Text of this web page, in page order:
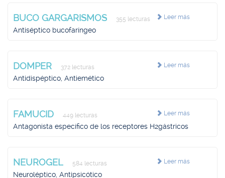
Leer más
BUCO GARGARISMOS 355 lecturas
Antiséptico bucofaríngeo
Leer más
DOMPER 372 lecturas
Antidispéptico, Antiemético
Leer más
FAMUCID 449 lecturas
Antagonista específico de los receptores H2gástricos
Leer más
NEUROGEL 584 lecturas
Neuroléptico, Antipsicótico